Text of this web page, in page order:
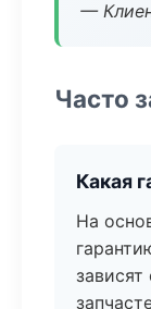
—
Часто
Какая
На
зависят